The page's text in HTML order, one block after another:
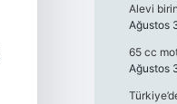
Alevi
Ağustos
65 cc
Ağustos